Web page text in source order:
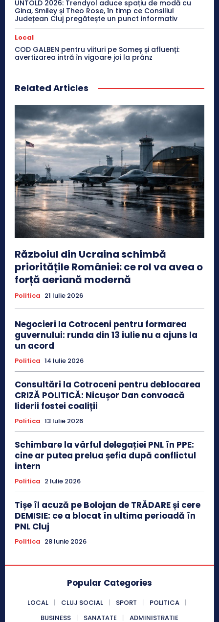
UNTOLD 2026: Trendyol aduce spațiu de modă cu
Gina, Smiley și Theo Rose, în timp ce Consiliul
Județean Cluj pregătește un punct informativ
Local
COD GALBEN pentru viituri pe Someș și afluenți:
avertizarea intră în vigoare joi la prânz
Related Articles
Războiul din Ucraina schimbă
prioritățile României: ce rol va avea o
forță aeriană modernă
Politica 21 Iulie 2026
Negocieri la Cotroceni pentru formarea
guvernului: runda din 13 iulie nu a ajuns la
un acord
Politica 14 Iulie 2026
Consultări la Cotroceni pentru deblocarea
CRIZĂ POLITICĂ: Nicușor Dan convoacă
liderii fostei coaliții
Politica 13 Iulie 2026
Schimbare la vârful delegației PNL în PPE:
cine ar putea prelua șefia după conflictul
intern
Politica 2 Iulie 2026
Tișe îl acuză pe Bolojan de TRĂDARE și cere
DEMISIE: ce a blocat în ultima perioadă în
PNL Cluj
Politica 28 Iunie 2026
Popular Categories
LOCAL CLUJ SOCIAL SPORT
POLITICA
BUSINESS
SANATATE ADMINISTRATIE